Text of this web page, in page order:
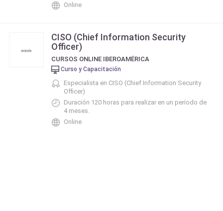
Online
CISO (Chief Information Security
Officer)
CURSOS ONLINE IBEROAMÉRICA
Curso y Capacitación
Especialista en CISO (Chief Information Security
Officer)
Duración 120 horas para realizar en un período de
4 meses.
Online